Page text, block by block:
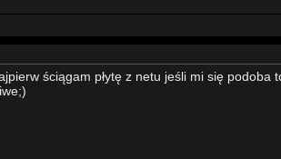
ściągam płytę z netu jeśli mi się podoba